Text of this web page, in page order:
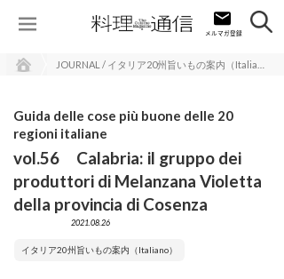
Guida delle cose più buone delle 20
regioni italiane
vol.56 Calabria: il gruppo dei
produttori di Melanzana Violetta
della provincia di Cosenza
2021.08.26
イタリア20州旨いもの案内（Italiano）